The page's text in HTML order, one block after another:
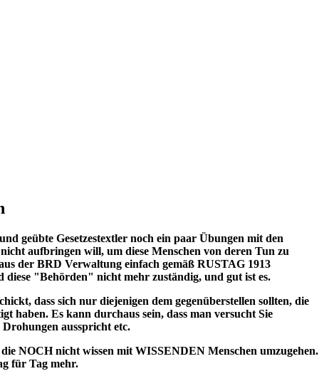
geübte Gesetzestextler noch ein paar Übungen mit den
aufbringen will, um diese Menschen von deren Tun zu
der BRD Verwaltung einfach gemäß RUSTAG 1913
diese "Behörden" nicht mehr zuständig, und gut ist es.
dass sich nur diejenigen dem gegenüberstellen sollten, die
haben. Es kann durchaus sein, dass man versucht Sie
ausspricht etc.
NOCH nicht wissen mit WISSENDEN Menschen umzugehen.
für Tag mehr.